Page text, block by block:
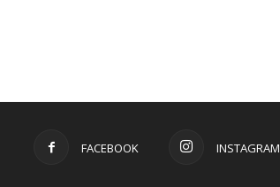
FACEBOOK INSTAGRAM